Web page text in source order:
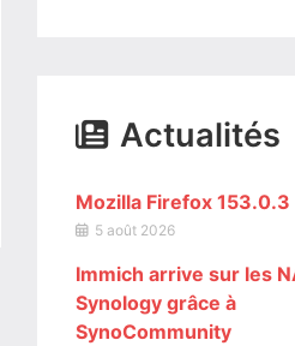
Actualités
Mozilla Firefox 153.0.3
5 août 2026
Immich arrive sur les
Synology grâce à
SynoCommunity